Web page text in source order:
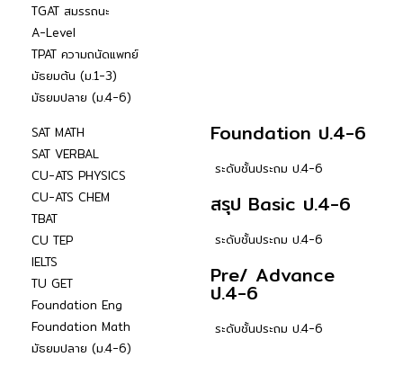
TGAT สมรรถนะ
A-Level
TPAT ความถนัดแพทย์
มัธยมต้น (ม.1-3)
มัธยมปลาย (ม.4-6)
SAT MATH
SAT VERBAL
CU-ATS PHYSICS
CU-ATS CHEM
TBAT
CU TEP
IELTS
TU GET
Foundation Eng
Foundation Math
มัธยมปลาย (ม.4-6)
Foundation ป.4-6
ระดับชั้นประถม ป.4-6
สรุป Basic ป.4-6
ระดับชั้นประถม ป.4-6
Pre/ Advance
ป.4-6
ระดับชั้นประถม ป.4-6